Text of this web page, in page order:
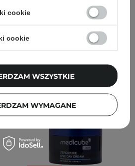
198
129,00 zł
cookie
cookie
WYMAGANE
WSZYSTKIE